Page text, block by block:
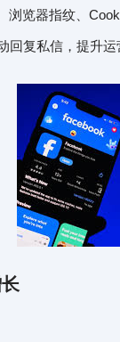
浏览器指纹、
回复私信，提升运